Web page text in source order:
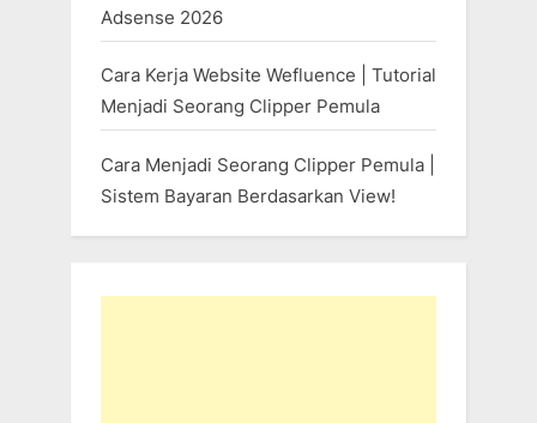
Adsense 2026
Cara Kerja Website Wefluence | Tutorial
Menjadi Seorang Clipper Pemula
Cara Menjadi Seorang Clipper Pemula |
Sistem Bayaran Berdasarkan View!